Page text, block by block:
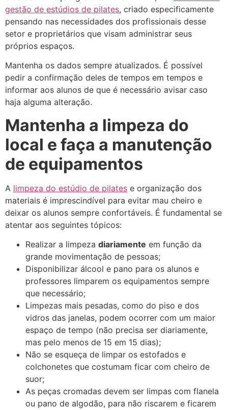
gestão de estúdios de pilates, criado especificamente
pensando nas necessidades dos profissionais desse
setor e proprietários que visam administrar seus
próprios espaços.
Mantenha os dados sempre atualizados. É possível
pedir a confirmação deles de tempos em tempos e
informar aos alunos de que é necessário avisar caso
haja alguma alteração.
Mantenha a limpeza do
local e faça a manutenção
de equipamentos
A limpeza do estúdio de pilates e organização dos
materiais é imprescindível para evitar mau cheiro e
deixar os alunos sempre confortáveis. É fundamental se
atentar aos seguintes tópicos:
Realizar a limpeza diariamente em função da
grande movimentação de pessoas;
Disponibilizar álcool e pano para os alunos e
professores limparem os equipamentos sempre
que necessário;
Limpezas mais pesadas, como do piso e dos
vidros das janelas, podem ocorrer com um maior
espaço de tempo (não precisa ser diariamente,
mas pelo menos de 15 em 15 dias);
Não se esqueça de limpar os estofados e
colchonetes que costumam ficar com cheiro de
suor;
As peças cromadas devem ser limpas com flanela
ou pano de algodão, para não riscarem e ficarem